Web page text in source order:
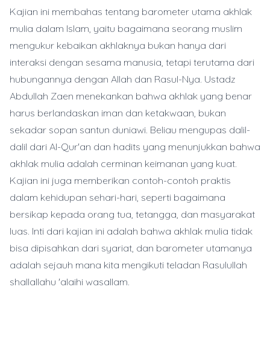
Kajian ini membahas tentang barometer utama akhlak
mulia dalam Islam, yaitu bagaimana seorang muslim
mengukur kebaikan akhlaknya bukan hanya dari
interaksi dengan sesama manusia, tetapi terutama dari
hubungannya dengan Allah dan Rasul-Nya. Ustadz
Abdullah Zaen menekankan bahwa akhlak yang benar
harus berlandaskan iman dan ketakwaan, bukan
sekadar sopan santun duniawi. Beliau mengupas dalil-
dalil dari Al-Qur'an dan hadits yang menunjukkan bahwa
akhlak mulia adalah cerminan keimanan yang kuat.
Kajian ini juga memberikan contoh-contoh praktis
dalam kehidupan sehari-hari, seperti bagaimana
bersikap kepada orang tua, tetangga, dan masyarakat
luas. Inti dari kajian ini adalah bahwa akhlak mulia tidak
bisa dipisahkan dari syariat, dan barometer utamanya
adalah sejauh mana kita mengikuti teladan Rasulullah
shallallahu 'alaihi wasallam.